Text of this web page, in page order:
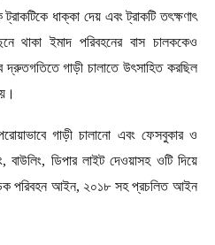
ধাক্কা দেয় এবং ট্রাকটি তৎক্ষণাৎ
থাকা ইমাদ পরিবহনের বাস চালককেও
দ্রুতগতিতে গাড়ী চালাতে উৎসাহিত করছিল
গাড়ী চালানো এবং ফেসবুকার ও
বাউলিং, ডিপার লাইট দেওয়াসহ ওটি দিয়ে
পরিবহন আইন, ২০১৮ সহ প্রচলিত আইন